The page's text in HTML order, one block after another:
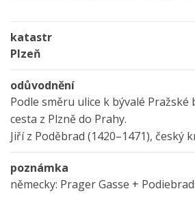
katastr
Plzeň
odůvodnění
Podle směru ulice k bývalé Pražské
cesta z Plzně do Prahy.
Jiří z Poděbrad (1420–1471), český
poznámka
německy: Prager Gasse +